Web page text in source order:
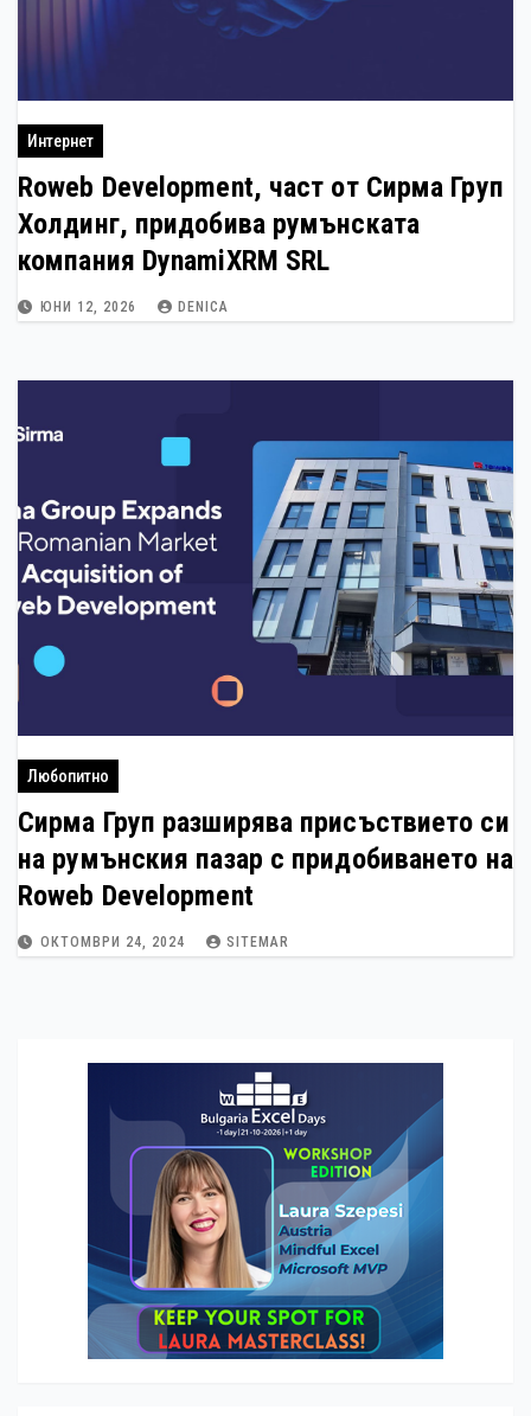
Интернет
Roweb Development, част от Сирма Груп
Холдинг, придобива румънската
компания DynamiXRM SRL
ЮНИ 12, 2026 DENICA
Любопитно
Сирма Груп разширява присъствието си
на румънския пазар с придобиването на
Roweb Development
ОКТОМВРИ 24, 2024 SITEMAR